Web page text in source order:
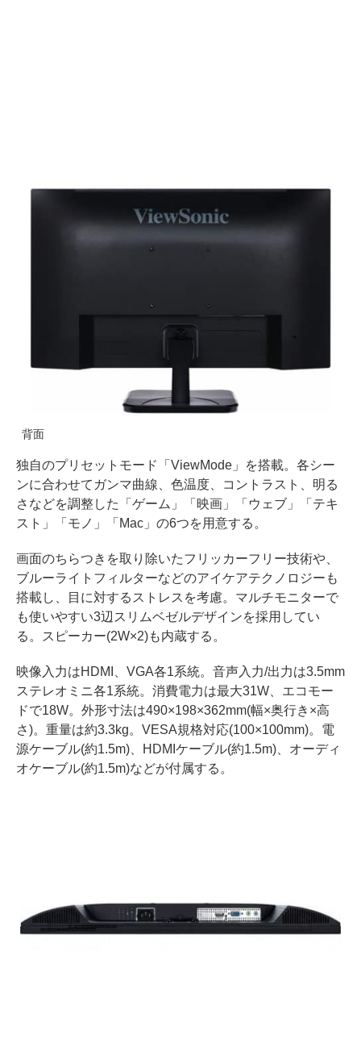
背面
独自のプリセットモード「ViewMode」を搭載。各シー
ンに合わせてガンマ曲線、色温度、コントラスト、明る
さなどを調整した「ゲーム」「映画」「ウェブ」「テキ
スト」「モノ」「Mac」の6つを用意する。
画面のちらつきを取り除いたフリッカーフリー技術や、
ブルーライトフィルターなどのアイケアテクノロジーも
搭載し、目に対するストレスを考慮。マルチモニターで
も使いやすい3辺スリムベゼルデザインを採用してい
る。スピーカー(2W×2)も内蔵する。
映像入力はHDMI、VGA各1系統。音声入力/出力は3.5mm
ステレオミニ各1系統。消費電力は最大31W、エコモー
ドで18W。外形寸法は490×198×362mm(幅×奥行き×高
さ)。重量は約3.3kg。VESA規格対応(100×100mm)。電
源ケーブル(約1.5m)、HDMIケーブル(約1.5m)、オーディ
オケーブル(約1.5m)などが付属する。